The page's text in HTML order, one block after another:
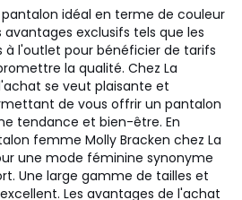
idéal en terme de couleur
exclusifs tels que les
l'outlet pour bénéficier de tarifs
la qualité. Chez La
se veut plaisante et
de vous offrir un pantalon
tendance et bien-être. En
femme Molly Bracken chez La
une mode féminine synonyme
Une large gamme de tailles et
Les avantages de l'achat